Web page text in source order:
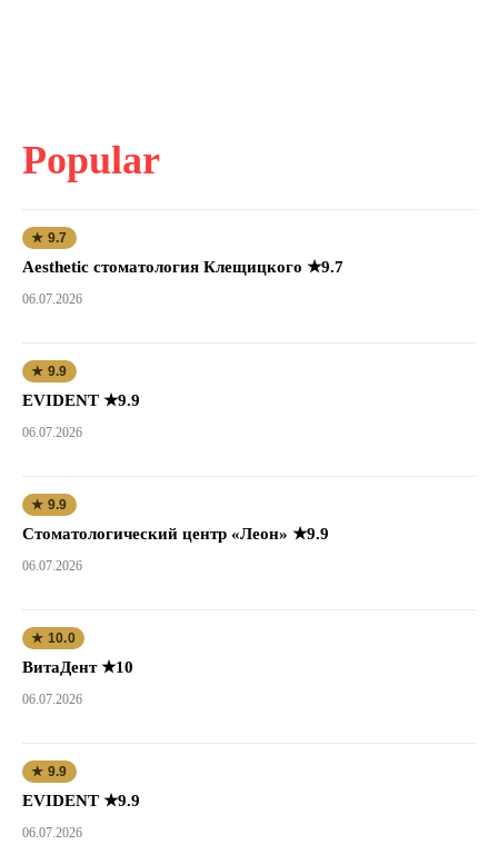
Popular
★ 9.7
Aesthetic стоматология Клещицкого ★9.7
06.07.2026
★ 9.9
EVIDENT ★9.9
06.07.2026
★ 9.9
Стоматологический центр «Леон» ★9.9
06.07.2026
★ 10.0
ВитаДент ★10
06.07.2026
★ 9.9
EVIDENT ★9.9
06.07.2026